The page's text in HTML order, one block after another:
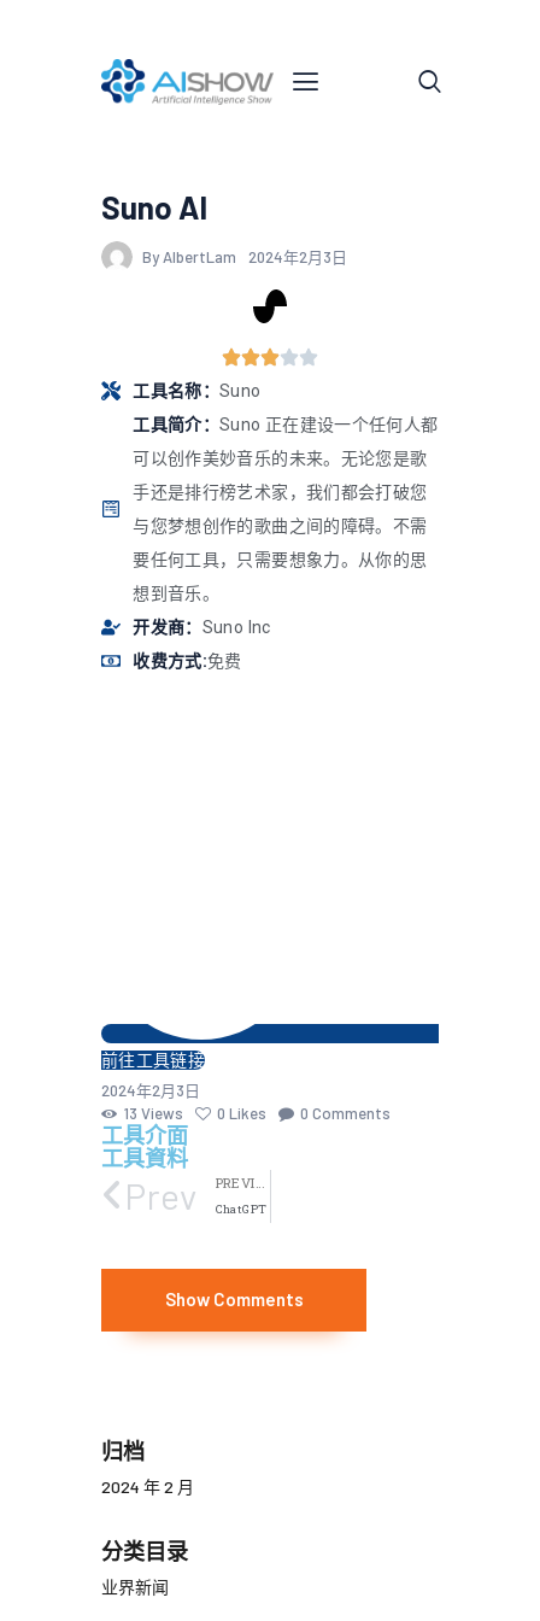
Suno AI
By AlbertLam 2024年2月3日
工具名称：Suno
工具简介：Suno 正在建设一个任何人都
可以创作美妙音乐的未来。无论您是歌
手还是排行榜艺术家，我们都会打破您
与您梦想创作的歌曲之间的障碍。不需
要任何工具，只需要想象力。从你的思
想到音乐。
开发商： Suno Inc
收费方式:免费
前往工具链接
2024年2月3日
13 Views 0 Likes 0 Comments
工具介面
工具資料
Prev PREVIOUS
ChatGPT
Show Comments
归档
2024 年 2 月
分类目录
业界新闻